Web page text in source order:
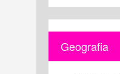
Geografia